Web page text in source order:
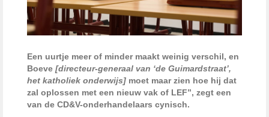
Een uurtje meer of minder maakt weinig verschil, en
Boeve [directeur-generaal van ‘de Guimardstraat’,
het katholiek onderwijs] moet maar zien hoe hij dat
zal oplossen met een nieuw vak of LEF”, zegt een
van de CD&V-onderhandelaars cynisch.